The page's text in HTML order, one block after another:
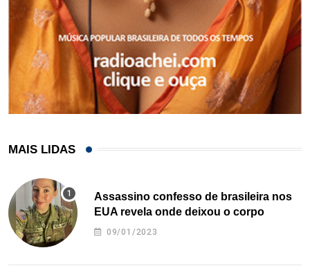
MAIS LIDAS
Assassino confesso de brasileira nos
EUA revela onde deixou o corpo
09/01/2023